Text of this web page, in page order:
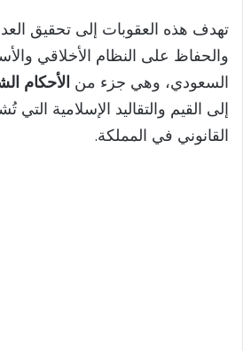
تهدف هذه العقوبات إلى تحقيق
والحفاظ على النظام الأخلاقي
السعودي، وهي جزء من الأحكام
إلى القيم والتقاليد الإسلامية
القانوني في المملكة.